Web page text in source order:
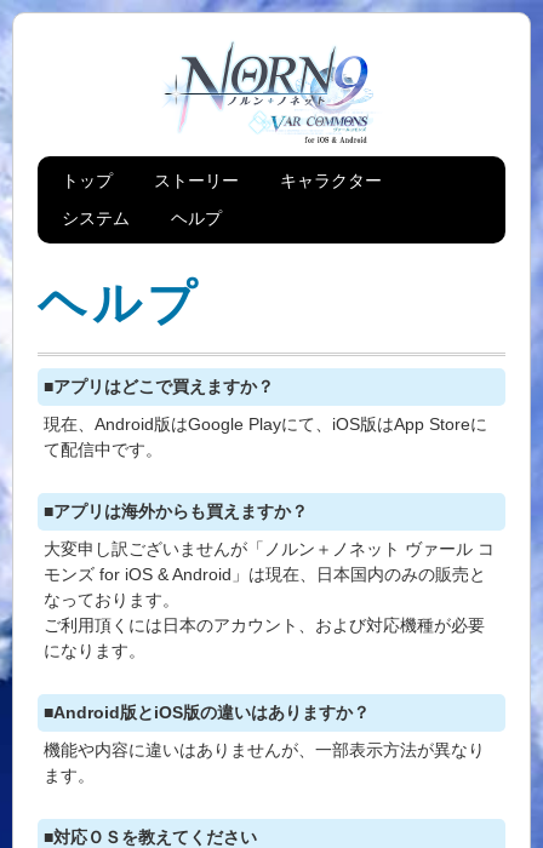
トップ ストーリー
キャラクター
システム
ヘルプ
ヘルプ
■アプリはどこで買えますか？
現在、Android版はGoogle Playにて、iOS版はApp Storeに
て配信中です。
■アプリは海外からも買えますか？
大変申し訳ございませんが「ノルン＋ノネット ヴァール コ
モンズ for iOS & Android」は現在、日本国内のみの販売と
なっております。
ご利用頂くには日本のアカウント、および対応機種が必要
になります。
■Android版とiOS版の違いはありますか？
機能や内容に違いはありませんが、一部表示方法が異なり
ます。
■対応ＯＳを教えてください